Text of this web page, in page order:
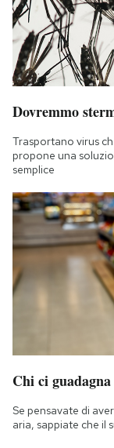
Dovremmo
Trasportano virus
propone una
semplice
Chi ci
Se pensavate di
aria, sappiate che il